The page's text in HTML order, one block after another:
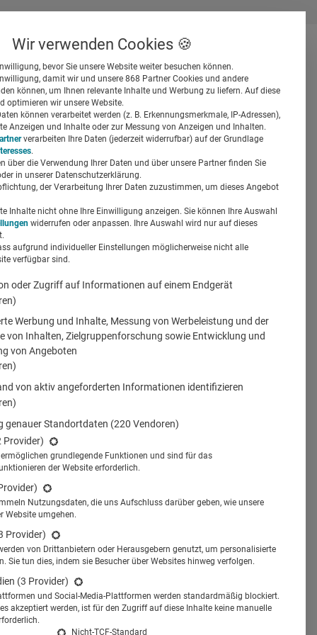
Suchen
Wir verwenden Cookies 🍪
bevor Sie unsere Website weiter besuchen können.
damit wir und unsere 868 Partner Cookies und andere
können, um Ihnen relevante Inhalte und Werbung zu liefern. Auf diese
optimieren wir unsere Website.
können verarbeitet werden (z. B. Erkennungsmerkmale, IP-Adressen),
Anzeigen und Inhalte oder zur Messung von Anzeigen und Inhalten.
verarbeiten Ihre Daten (jederzeit widerrufbar) auf der Grundlage
.
über die Verwendung Ihrer Daten und über unsere Partner finden Sie
in unserer Datenschutzerklärung.
der Verarbeitung Ihrer Daten zuzustimmen, um dieses Angebot
Inhalte nicht ohne Ihre Einwilligung anzeigen. Sie können Ihre Auswahl
widerrufen oder anpassen. Ihre Auswahl wird nur auf dieses
aufgrund individueller Einstellungen möglicherweise nicht alle
verfügbar sind.
oder Zugriff auf Informationen auf einem Endgerät
Werbung und Inhalte, Messung von Werbeleistung und der
von Inhalten, Zielgruppenforschung sowie Entwicklung und
von Angeboten
von aktiv angeforderten Informationen identifizieren
genauer Standortdaten (220 Vendoren)
Provider)
ermöglichen grundlegende Funktionen und sind für das
der Website erforderlich.
Nutzungsdaten, die uns Aufschluss darüber geben, wie unsere
Website umgehen.
Provider)
von Drittanbietern oder Herausgebern genutzt, um personalisierte
Sie tun dies, indem sie Besucher über Websites hinweg verfolgen.
(3 Provider)
und Social-Media-Plattformen werden standardmäßig blockiert.
akzeptiert werden, ist für den Zugriff auf diese Inhalte keine manuelle
Nicht-TCF-Standard